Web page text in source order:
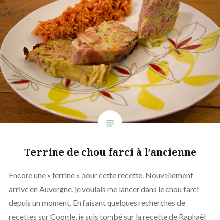
Terrine de chou farci à l’ancienne
Encore une « terrine » pour cette recette. Nouvellement
arrivé en Auvergne, je voulais me lancer dans le chou farci
depuis un moment. En faisant quelques recherches de
recettes sur Google, je suis tombé sur la recette de Raphaêl